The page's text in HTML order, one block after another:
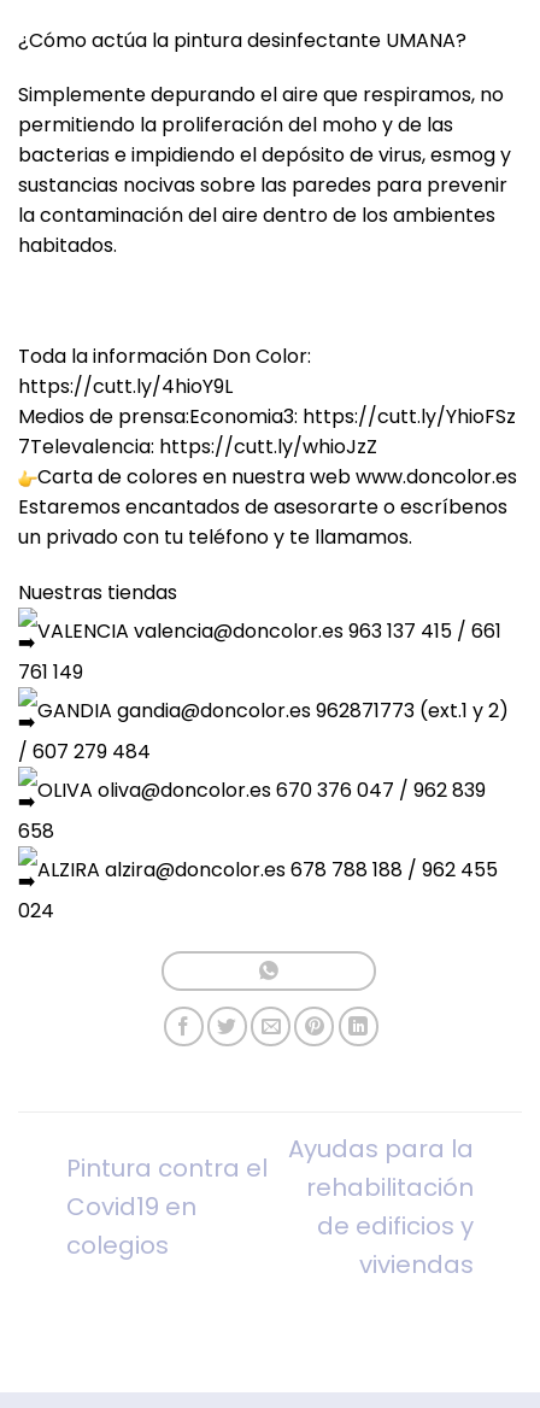
¿Cómo actúa la pintura desinfectante UMANA?
Simplemente depurando el aire que respiramos, no
permitiendo la proliferación del moho y de las
bacterias e impidiendo el depósito de virus, esmog y
sustancias nocivas sobre las paredes para prevenir
la contaminación del aire dentro de los ambientes
habitados.
Toda la información Don Color:
https://cutt.ly/4hioY9L
Medios de prensa:Economia3: https://cutt.ly/YhioFSz
7Televalencia: https://cutt.ly/whioJzZ
Carta de colores en nuestra webwww.doncolor.es
Estaremos encantados de asesorarte o escríbenos
un privado con tu teléfono y te llamamos.
Nuestras tiendas
VALENCIA valencia@doncolor.es 963 137 415 / 661
761 149
GANDIA gandia@doncolor.es 962871773 (ext.1 y 2)
/ 607 279 484
OLIVA oliva@doncolor.es 670 376 047 / 962 839
658
ALZIRA alzira@doncolor.es 678 788 188 / 962 455
024
Pintura contra el
Covid19 en
colegios
Ayudas para la
rehabilitación
de edificios y
viviendas